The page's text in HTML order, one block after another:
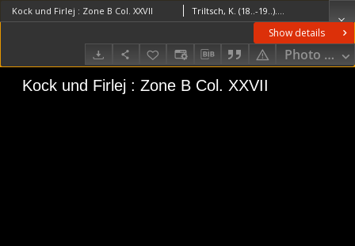
Show details
Photo
Kock und Firlej : Zone B Col. XXVII Triltsch, K. (18..-19..). RedaktorLanna, Emil